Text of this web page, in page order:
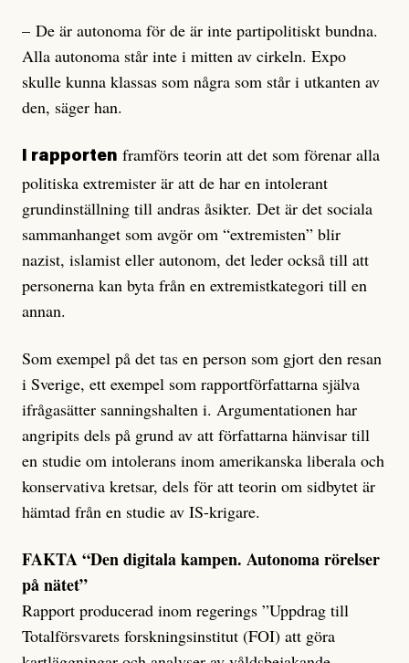
– De är autonoma för de är inte partipolitiskt bundna.
Alla autonoma står inte i mitten av cirkeln. Expo
skulle kunna klassas som några som står i utkanten av
den, säger han.
I rapporten framförs teorin att det som förenar alla
politiska extremister är att de har en intolerant
grundinställning till andras åsikter. Det är det sociala
sammanhanget som avgör om “extremisten” blir
nazist, islamist eller autonom, det leder också till att
personerna kan byta från en extremistkategori till en
annan.
Som exempel på det tas en person som gjort den resan
i Sverige, ett exempel som rapportförfattarna själva
ifrågasätter sanningshalten i. Argumentationen har
angripits dels på grund av att författarna hänvisar till
en studie om intolerans inom amerikanska liberala och
konservativa kretsar, dels för att teorin om sidbytet är
hämtad från en studie av IS-krigare.
FAKTA “Den digitala kampen. Autonoma rörelser
på nätet”
Rapport producerad inom regerings ”Uppdrag till
Totalförsvarets forskningsinstitut (FOI) att göra